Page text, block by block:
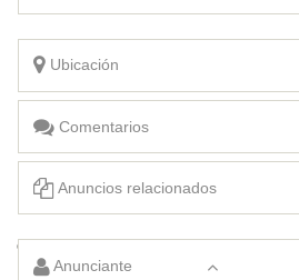
Ubicación
Comentarios
Anuncios relacionados
GPS VENDE 2 LOTES. Vlla Mercedes. SL
Anunciante